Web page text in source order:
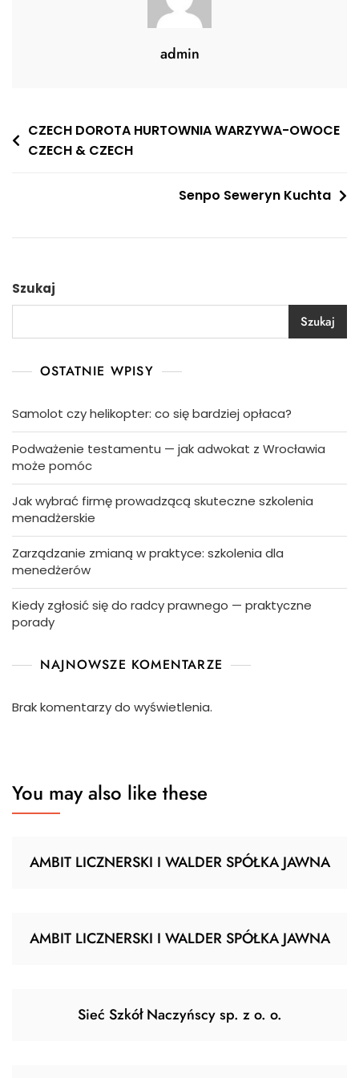
admin
Nawigacja
wpisu
CZECH DOROTA HURTOWNIA WARZYWA-OWOCE
CZECH & CZECH
Senpo Seweryn Kuchta
Szukaj
Szukaj
OSTATNIE WPISY
Samolot czy helikopter: co się bardziej opłaca?
Podważenie testamentu — jak adwokat z Wrocławia
może pomóc
Jak wybrać firmę prowadzącą skuteczne szkolenia
menadżerskie
Zarządzanie zmianą w praktyce: szkolenia dla
menedżerów
Kiedy zgłosić się do radcy prawnego — praktyczne
porady
NAJNOWSZE KOMENTARZE
Brak komentarzy do wyświetlenia.
You may also like these
AMBIT LICZNERSKI I WALDER SPÓŁKA JAWNA
AMBIT LICZNERSKI I WALDER SPÓŁKA JAWNA
Sieć Szkół Naczyńscy sp. z o. o.